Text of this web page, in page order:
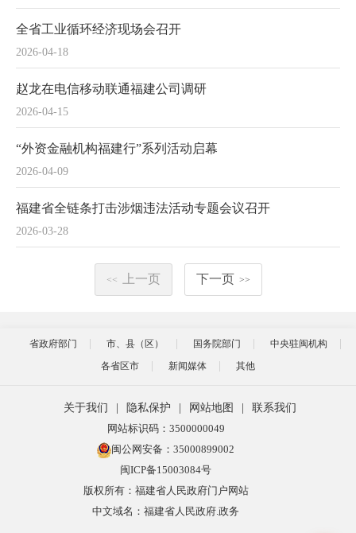
2026-04-18
全省工业循环经济现场会召开
2026-04-15
赵龙在电信移动联通福建公司调研
2026-04-09
“外资金融机构福建行”系列活动启幕
2026-03-28
福建省全链条打击涉烟违法活动专题会议召开
<< 上一页 下一页 >>
省政府部门 市、县（区） 国务院部门
中央驻闽机构
各省区市
新闻媒体 其他
关于我们 隐私保护 网站地图
联系我们
网站标识码：3500000049
闽公网安备：35000899002
闽ICP备15003084号
版权所有：福建省人民政府门户网站
中文域名：福建省人民政府.政务